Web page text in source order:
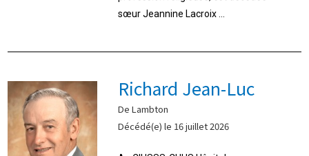
sœur Jeannine Lacroix ...
Richard Jean-Luc
De Lambton
Décédé(e) le 16 juillet 2026